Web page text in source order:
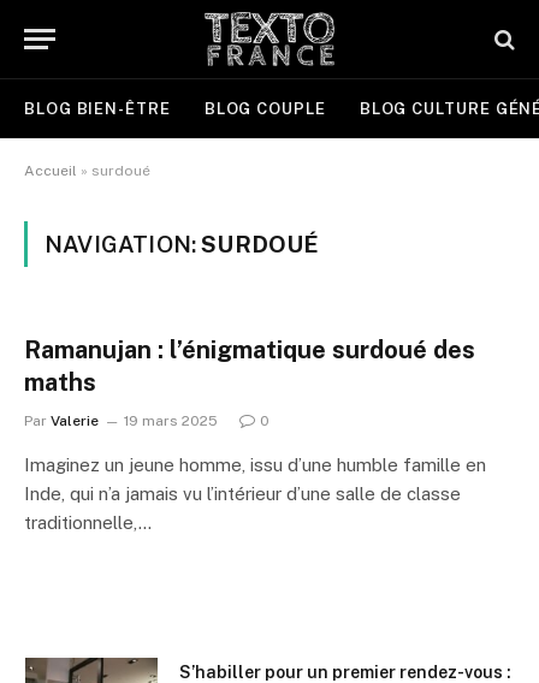
BLOG BIEN-ÊTRE BLOG COUPLE BLOG CULTURE
Accueil » surdoué
NAVIGATION:SURDOUÉ
Ramanujan : l’énigmatique surdoué des
maths
Par Valerie 19 mars 2025 0
Imaginez un jeune homme, issu d’une humble famille en
Inde, qui n’a jamais vu l’intérieur d’une salle de classe
traditionnelle,…
S’habiller pour un premier rendez-vous :